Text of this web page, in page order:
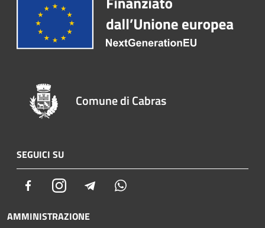
Comune di Cabras
SEGUICI SU
FacebookInstagram Telegram
AMMINISTRAZIONE